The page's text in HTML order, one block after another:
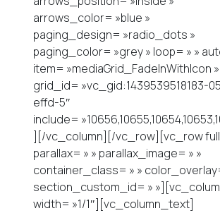
arrows_color= »blue »
paging_design= »radio_dots »
paging_color= »grey » loop= » »
item= »mediaGrid_FadeInWithIcon »
grid_id= »vc_gid:1439539518183-
effd-5″
include=
][/vc_column][/vc_row][vc_row
parallax= » » parallax_image= » »
container_class= » »
section_custom_id= »
width= »1/1″][vc_column_text]